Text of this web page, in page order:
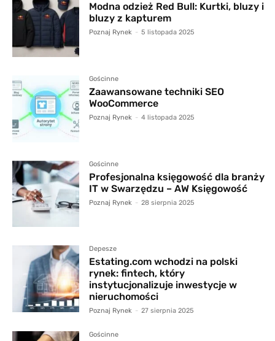
Modna odzież Red Bull: Kurtki, bluzy i
bluzy z kapturem
Poznaj Rynek - 5 listopada 2025
Gościnne
Zaawansowane techniki SEO
WooCommerce
Poznaj Rynek - 4 listopada 2025
Gościnne
Profesjonalna księgowość dla branży
IT w Swarzędzu – AW Księgowość
Poznaj Rynek - 28 sierpnia 2025
Depesze
Estating.com wchodzi na polski
rynek: fintech, który
instytucjonalizuje inwestycje w
nieruchomości
Poznaj Rynek - 27 sierpnia 2025
Gościnne